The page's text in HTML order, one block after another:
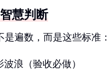
慧判断
遍数，而是这些标准：
浪（验收必做）